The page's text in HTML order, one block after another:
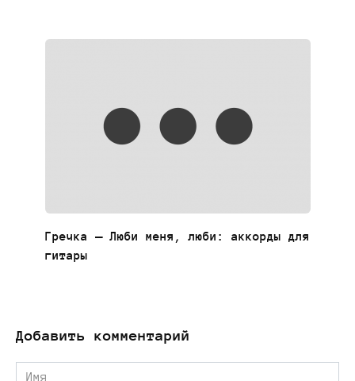
Гречка — Люби меня, люби: аккорды для
гитары
Добавить комментарий
Имя